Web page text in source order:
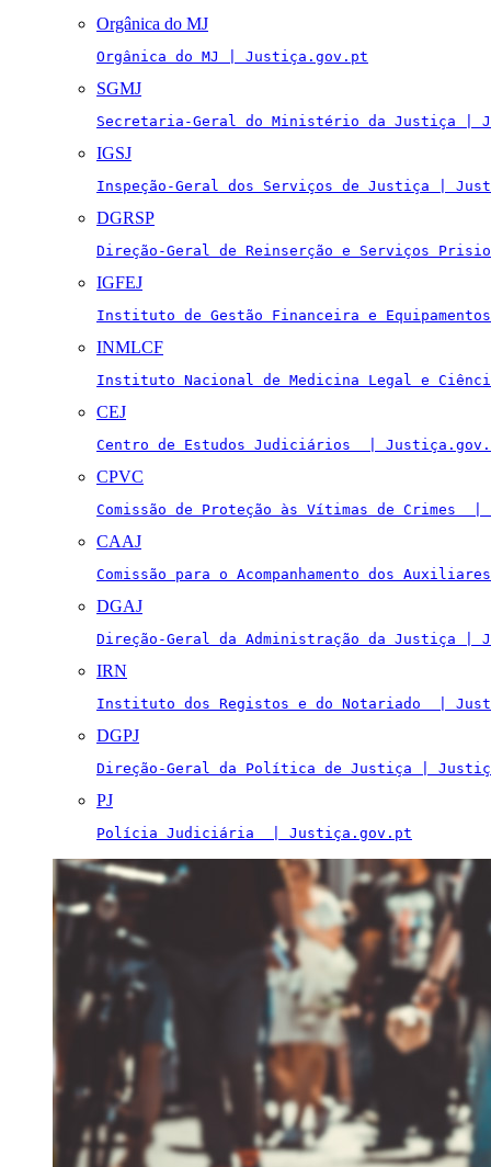
Orgânica do MJ
Orgânica do MJ | Justiça.gov.pt
SGMJ
Secretaria-Geral do Ministério da Justiça |
IGSJ
Inspeção-Geral dos Serviços de Justiça |
DGRSP
Direção-Geral de Reinserção e Serviços
IGFEJ
Instituto de Gestão Financeira e
INMLCF
Instituto Nacional de Medicina Legal e
CEJ
Centro de Estudos Judiciários  |
CPVC
Comissão de Proteção às Vítimas de Crimes
CAAJ
Comissão para o Acompanhamento dos
DGAJ
Direção-Geral da Administração da Justiça |
IRN
Instituto dos Registos e do Notariado  |
DGPJ
Direção-Geral da Política de Justiça |
PJ
Polícia Judiciária  | Justiça.gov.pt